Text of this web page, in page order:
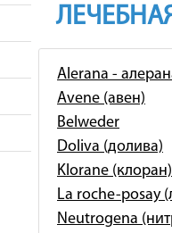
Alerana -
Avene (авен)
Belweder
Doliva (долива)
Klorane (клоран)
La roche-posay
Neutrogena